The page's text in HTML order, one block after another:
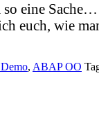
eine
euch, wie
, ABAP OO